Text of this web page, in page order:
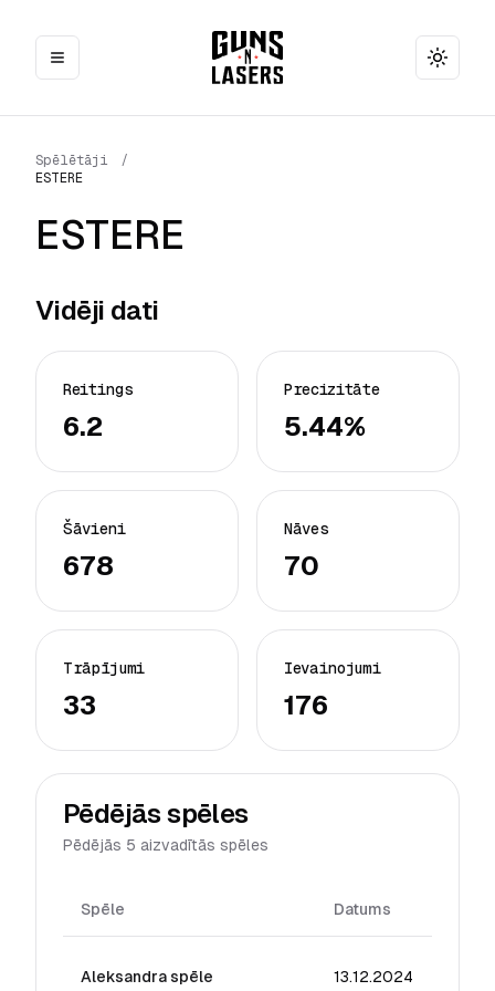
Toggle
Spēlētāji
/
ESTERE
ESTERE
Vidēji dati
Reitings
6.2
Precizitāte
5.44%
Šāvieni
678
Nāves
70
Trāpījumi
33
Ievainojumi
176
Pēdējās spēles
Pēdējās 5 aizvadītās spēles
Spēle Datums
Aleksandra spēle 13.12.2024